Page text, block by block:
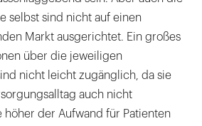
selbst sind nicht auf einen
Markt ausgerichtet. Ein großes
über die jeweiligen
nicht leicht zugänglich, da sie
auch nicht
der Aufwand für Patienten